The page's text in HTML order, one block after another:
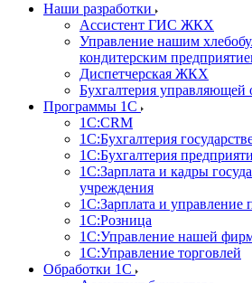
Наши разработки
Ассистент ГИС ЖКХ
Управление нашим
кондитерским
Диспетчерская ЖКХ
Бухгалтерия управляющей
Программы 1С
1С:CRM
1С:Бухгалтерия
1С:Бухгалтерия
1С:Зарплата и кадры
учреждения
1С:Зарплата и управление
1С:Розница
1С:Управление нашей
1С:Управление торговлей
Обработки 1С